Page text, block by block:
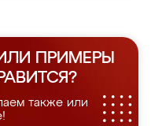
ПРИМЕРЫ
также или